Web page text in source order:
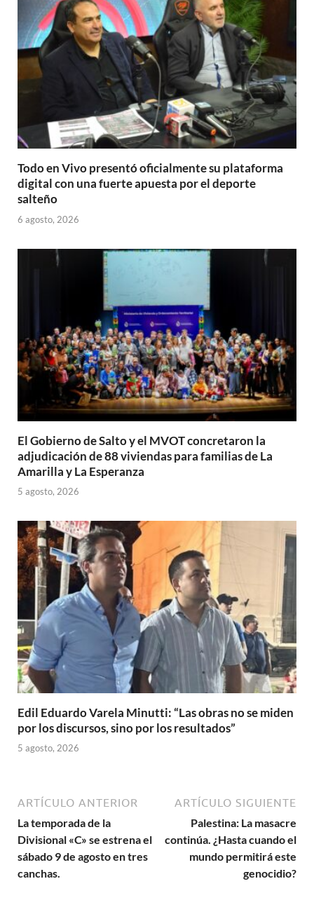
p k
r
Todo en Vivo presentó oficialmente su plataforma
digital con una fuerte apuesta por el deporte
salteño
6 agosto, 2026
El Gobierno de Salto y el MVOT concretaron la
adjudicación de 88 viviendas para familias de La
Amarilla y La Esperanza
5 agosto, 2026
Edil Eduardo Varela Minutti: “Las obras no se miden
por los discursos, sino por los resultados”
5 agosto, 2026
ARTÍCULO ANTERIOR
La temporada de la
Divisional «C» se estrena el
sábado 9 de agosto en tres
canchas.
ARTÍCULO SIGUIENTE
Palestina: La masacre
continúa. ¿Hasta cuando el
mundo permitirá este
genocidio?